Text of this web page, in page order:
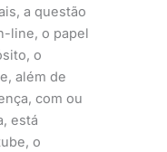
a questão
line, o papel
o
além de
com ou
está
o